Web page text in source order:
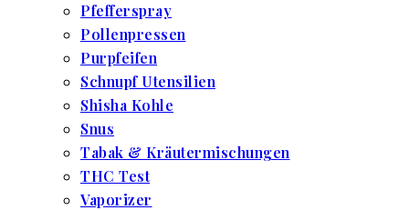
Pfefferspray
Pollenpressen
Purpfeifen
Schnupf Utensilien
Shisha Kohle
Snus
Tabak & Kräutermischungen
THC Test
Vaporizer